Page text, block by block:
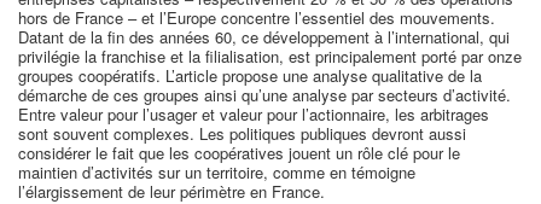
hors de France – et l’Europe concentre l’essentiel des mouvements.
Datant de la fin des années 60, ce développement à l’international, qui
privilégie la franchise et la filialisation, est principalement porté par onze
groupes coopératifs. L’article propose une analyse qualitative de la
démarche de ces groupes ainsi qu’une analyse par secteurs d’activité.
Entre valeur pour l’usager et valeur pour l’actionnaire, les arbitrages
sont souvent complexes. Les politiques publiques devront aussi
considérer le fait que les coopératives jouent un rôle clé pour le
maintien d’activités sur un territoire, comme en témoigne
l’élargissement de leur périmètre en France.